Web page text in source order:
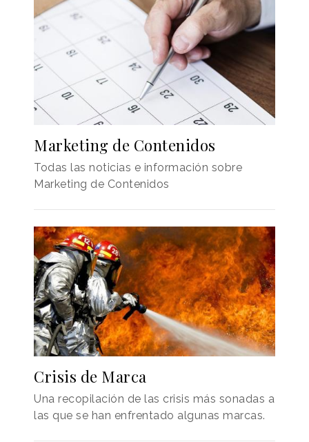
Marketing de Contenidos
Todas las noticias e información sobre
Marketing de Contenidos
Crisis de Marca
Una recopilación de las crisis más sonadas a
las que se han enfrentado algunas marcas.